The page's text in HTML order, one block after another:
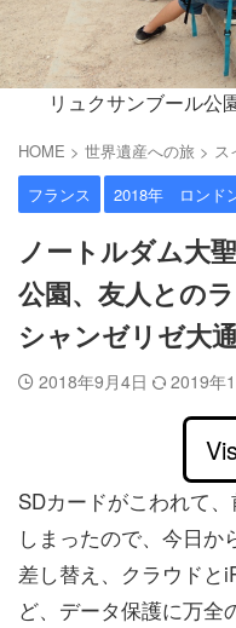
リュクサンブール公
HOME > 世界遺産への旅 > ス
フランス
2018年 ロンド
ノートルダム大
公園、友人との
シャンゼリゼ大
2018年9月4日 2019年
SDカードがこわれて
しまったので、今日か
差し替え、クラウドと
ど、データ保護に万全